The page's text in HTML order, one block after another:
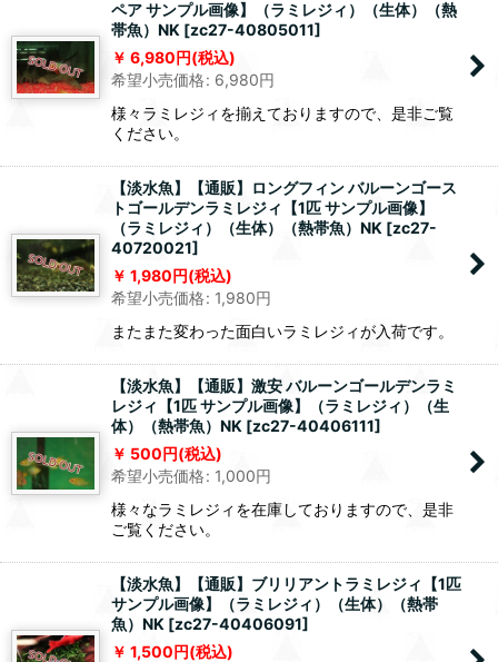
ペア サンプル画像】（ラミレジィ）（生体）（熱
帯魚）NK [zc27-40805011]
6,980円(税込)
希望小売価格: 6,980円
様々ラミレジィを揃えておりますので、是非ご覧
ください。
【淡水魚】【通販】ロングフィン バルーンゴース
トゴールデンラミレジィ【1匹 サンプル画像】
（ラミレジィ）（生体）（熱帯魚）NK [zc27-
40720021]
1,980円(税込)
希望小売価格: 1,980円
またまた変わった面白いラミレジィが入荷です。
【淡水魚】【通販】激安 バルーンゴールデンラミ
レジィ【1匹 サンプル画像】（ラミレジィ）（生
体）（熱帯魚）NK [zc27-40406111]
500円(税込)
希望小売価格: 1,000円
様々なラミレジィを在庫しておりますので、是非
ご覧ください。
【淡水魚】【通販】ブリリアントラミレジィ【1匹
サンプル画像】（ラミレジィ）（生体）（熱帯
魚）NK [zc27-40406091]
1,500円(税込)